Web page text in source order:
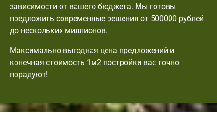
зависимости от вашего бюджета. Мы готовы
предложить современные решения от 500000 рублей
до нескольких миллионов.
Максимально выгодная цена предложений и
конечная стоимость 1м2 постройки вас точно
порадуют!